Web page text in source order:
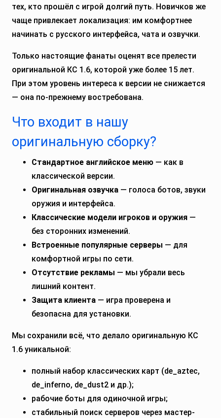
тех, кто прошёл с игрой долгий путь. Новичков же
чаще привлекает локализация: им комфортнее
начинать с русского интерфейса, чата и озвучки.
Только настоящие фанаты оценят все прелести
оригинальной КС 1.6, которой уже более 15 лет.
При этом уровень интереса к версии не снижается
— она по-прежнему востребована.
Что входит в нашу
оригинальную сборку?
Стандартное английское меню — как в
классической версии.
Оригинальная озвучка — голоса ботов, звуки
оружия и интерфейса.
Классические модели игроков и оружия —
без сторонних изменений.
Встроенные популярные серверы — для
комфортной игры по сети.
Отсутствие рекламы — мы убрали весь
лишний контент.
Защита клиента — игра проверена и
безопасна для установки.
Мы сохранили всё, что делало оригинальную КС
1.6 уникальной:
полный набор классических карт (de_aztec,
de_inferno, de_dust2 и др.);
рабочие боты для одиночной игры;
стабильный поиск серверов через мастер-